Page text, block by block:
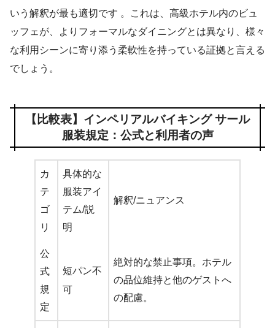
いう解釈が最も適切です 。これは、高級ホテル内のビュ
ッフェが、よりフォーマルなダイニングとは異なり、様々
な利用シーンに寄り添う柔軟性を持っている証拠と言える
でしょう。
【比較表】インペリアルバイキング サール
服装規定：公式と利用者の声
カ
テ
ゴ
リ
具体的な
服装アイ
テム/説
明
解釈/ニュアンス
公
式
規
定
短パン不
可
絶対的な禁止事項。ホテル
の品位維持と他のゲストへ
の配慮。